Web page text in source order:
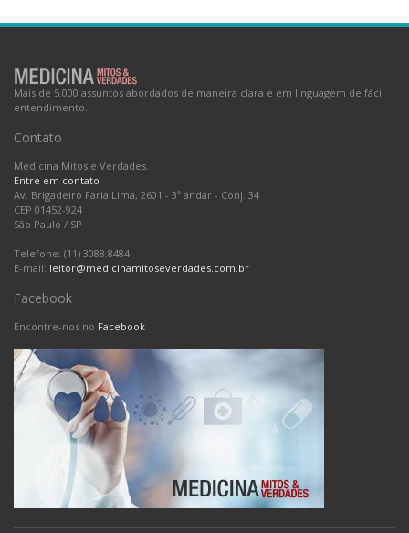
Mais de 5.000 assuntos abordados de maneira clara e em linguagem de fácil
entendimento.
Contato
Medicina Mitos e Verdades.
Entre em contato
Av. Brigadeiro Faria Lima, 2601 - 3º andar - Conj. 34
CEP 01452-924
São Paulo / SP
Telefone: (11) 3088.8484
E-mail: leitor@medicinamitoseverdades.com.br
Facebook
Encontre-nos no Facebook